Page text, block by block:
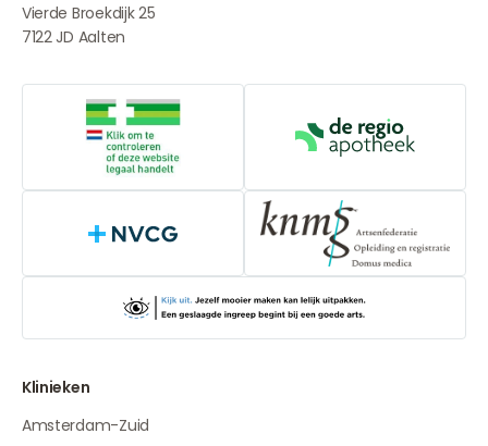
Vierde Broekdijk 25
7122 JD Aalten
Online aanbieders medicijnenDe Regio
NVCG
Klinieken
Amsterdam-Zuid